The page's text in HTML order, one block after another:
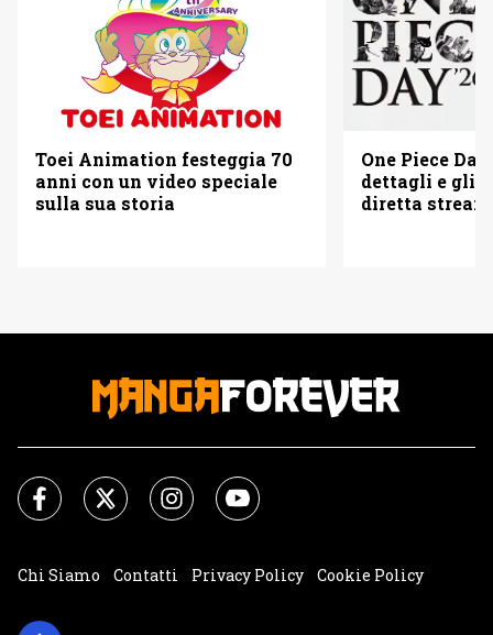
Toei Animation festeggia 70
anni con un video speciale
sulla sua storia
One Piece
dettagli e gli
diretta
Chi Siamo Contatti Privacy Policy
Cookie Policy